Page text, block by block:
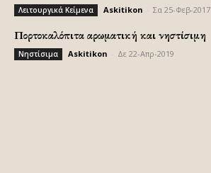
Λειτουργικά Κείμενα Askitikon Σα 25-Φεβ-2017
Πορτοκαλόπιτα αρωματική και νηστίσιμη
Νηστίσιμα Askitikon Δε 22-Απρ-2019